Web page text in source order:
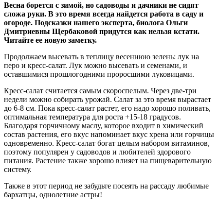
Весна борется с зимой, но садоводы и дачники не сидят
сложа руки. В это время всегда найдется работа в саду и
огороде. Подсказки нашего эксперта, биолога Ольги
Дмитриевны Щербаковой придутся как нельзя кстати.
Читайте ее новую заметку.
Продолжаем высевать в теплицу весеннюю зелень: лук на
перо и кресс-салат. Лук можно высевать и семенами, и
оставшимися прошлогодними проросшими луковицами.
Кресс-салат считается самым скороспелым. Через две-три
недели можно собирать урожай. Салат за это время вырастает
до 6-8 см. Пока кресс-салат растет, его надо хорошо поливать,
оптимальная температура для роста +15-18 градусов.
Благодаря горчичному маслу, которое входит в химический
состав растения, его вкус напоминает вкус хрена или горчицы
одновременно. Кресс-салат богат целым набором витаминов,
поэтому популярен у садоводов и любителей здорового
питания. Растение также хорошо влияет на пищеварительную
систему.
Также в этот период не забудьте посеять на рассаду любимые
бархатцы, однолетние астры!